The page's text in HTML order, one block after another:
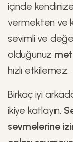
içinde
vermekten ve
sevimli ve
olduğunuz
hızlı etkilemez.
Birkaç iyi
ikiye katlayın.
sevmelerine